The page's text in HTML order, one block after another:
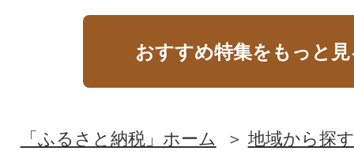
おすすめ特集をもっと
「ふるさと納税」ホーム
地域から探す